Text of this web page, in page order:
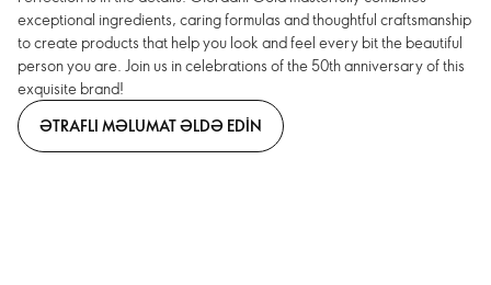
exceptional ingredients, caring formulas and thoughtful craftsmanship
to create products that help you look and feel every bit the beautiful
person you are. Join us in celebrations of the 50th anniversary of this
exquisite brand!
ƏTRAFLI MƏLUMAT ƏLDƏ EDIN